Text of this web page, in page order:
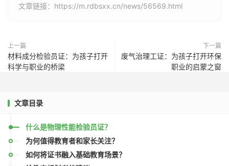
文章链接：https://m.rdbsxx.cn/news/56569.html
上一篇
材料成分检验员证：为孩子打开
科学与职业的桥梁
下一篇
废气治理工证：为孩子打开环保
职业的启蒙之窗
文章目录
什么是物理性能检验员证？
为何值得教育者和家长关注？
如何将证书融入基础教育场景？